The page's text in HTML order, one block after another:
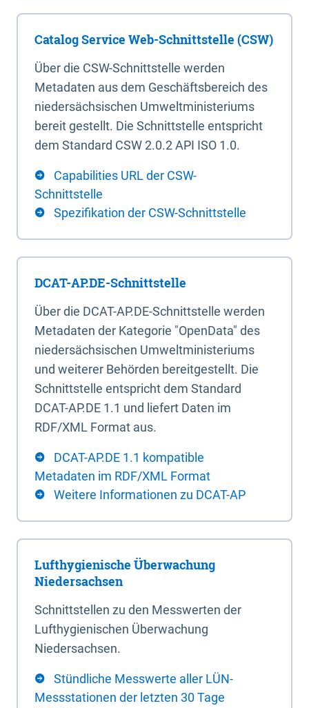
Catalog Service Web-Schnittstelle (CSW)
Über die CSW-Schnittstelle werden
Metadaten aus dem Geschäftsbereich des
niedersächsischen Umweltministeriums
bereit gestellt. Die Schnittstelle entspricht
dem Standard CSW 2.0.2 API ISO 1.0.
Capabilities URL der CSW-
Schnittstelle
Spezifikation der CSW-Schnittstelle
DCAT-AP.DE-Schnittstelle
Über die DCAT-AP.DE-Schnittstelle werden
Metadaten der Kategorie "OpenData" des
niedersächsischen Umweltministeriums
und weiterer Behörden bereitgestellt. Die
Schnittstelle entspricht dem Standard
DCAT-AP.DE 1.1 und liefert Daten im
RDF/XML Format aus.
DCAT-AP.DE 1.1 kompatible
Metadaten im RDF/XML Format
Weitere Informationen zu DCAT-AP
Lufthygienische Überwachung
Niedersachsen
Schnittstellen zu den Messwerten der
Lufthygienischen Überwachung
Niedersachsen.
Stündliche Messwerte aller LÜN-
Messstationen der letzten 30 Tage